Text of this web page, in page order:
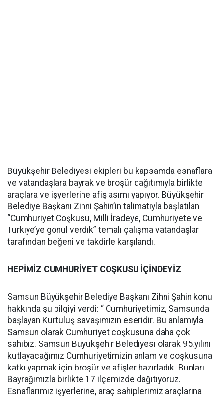
Büyükşehir Belediyesi ekipleri bu kapsamda esnaflara
ve vatandaşlara bayrak ve broşür dağıtımıyla birlikte
araçlara ve işyerlerine afiş asımı yapıyor. Büyükşehir
Belediye Başkanı Zihni Şahin’in talimatıyla başlatılan
“Cumhuriyet Coşkusu, Milli İradeye, Cumhuriyete ve
Türkiye’ye gönül verdik” temalı çalışma vatandaşlar
tarafından beğeni ve takdirle karşılandı.
HEPİMİZ CUMHURİYET COŞKUSU İÇİNDEYİZ
Samsun Büyükşehir Belediye Başkanı Zihni Şahin konu
hakkında şu bilgiyi verdi: “ Cumhuriyetimiz, Samsunda
başlayan Kurtuluş savaşımızın eseridir. Bu anlamıyla
Samsun olarak Cumhuriyet coşkusuna daha çok
sahibiz. Samsun Büyükşehir Belediyesi olarak 95.yılını
kutlayacağımız Cumhuriyetimizin anlam ve coşkusuna
katkı yapmak için broşür ve afişler hazırladık. Bunları
Bayrağımızla birlikte 17 ilçemizde dağıtıyoruz.
Esnaflarımız işyerlerine, araç sahiplerimiz araçlarına